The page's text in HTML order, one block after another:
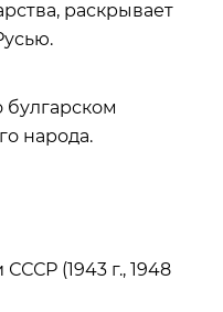
раскрывает
народа.
(1943 г., 1948